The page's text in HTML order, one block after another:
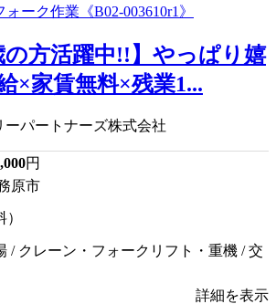
の方活躍中!!】やっぱり嬉
×家賃無料×残業1...
パートナーズ株式会社
円
原市
/ クレーン・フォークリフト・重機 / 交
詳細を表示